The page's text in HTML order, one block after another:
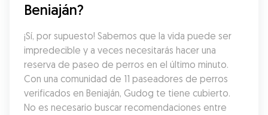
Beniaján?
¡Sí, por supuesto! Sabemos que la vida puede ser
impredecible y a veces necesitarás hacer una
reserva de paseo de perros en el último minuto.
Con una comunidad de 11 paseadores de perros
verificados en Beniaján, Gudog te tiene cubierto.
No es necesario buscar recomendaciones entre